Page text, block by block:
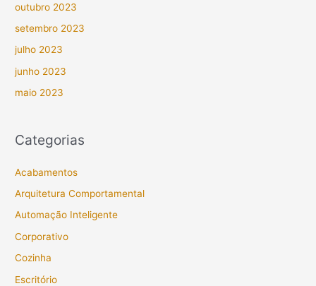
outubro 2023
setembro 2023
julho 2023
junho 2023
maio 2023
Categorias
Acabamentos
Arquitetura Comportamental
Automação Inteligente
Corporativo
Cozinha
Escritório